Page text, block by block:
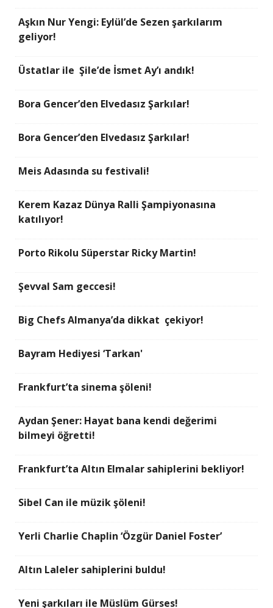
Aşkın Nur Yengi: Eylül’de Sezen şarkılarım
geliyor!
Üstatlar ile Şile’de İsmet Ay’ı andık!
Bora Gencer’den Elvedasız Şarkılar!
Bora Gencer’den Elvedasız Şarkılar!
Meis Adasında su festivali!
Kerem Kazaz Dünya Ralli Şampiyonasına
katılıyor!
Porto Rikolu Süperstar Ricky Martin!
Şevval Sam geccesi!
Big Chefs Almanya’da dikkat çekiyor!
Bayram Hediyesi ‘Tarkan'
Frankfurt’ta sinema şöleni!
Aydan Şener: Hayat bana kendi değerimi
bilmeyi öğretti!
Frankfurt’ta Altın Elmalar sahiplerini bekliyor!
Sibel Can ile müzik şöleni!
Yerli Charlie Chaplin ‘Özgür Daniel Foster’
Altın Laleler sahiplerini buldu!
Yeni şarkıları ile Müslüm Gürses!